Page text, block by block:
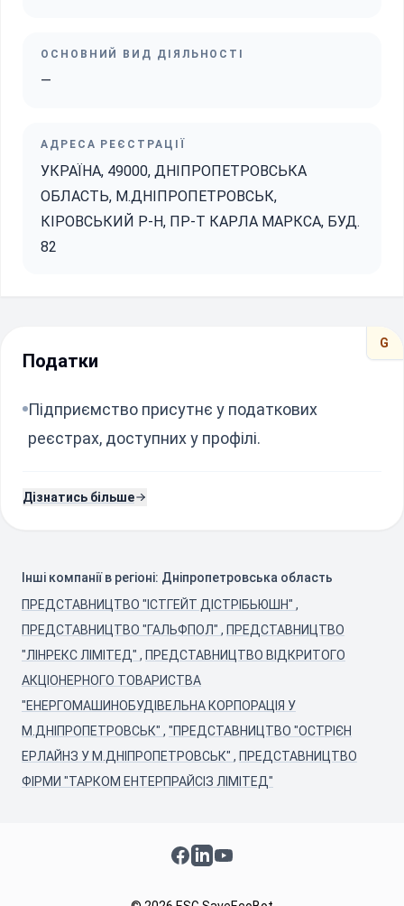
ОСНОВНИЙ ВИД ДІЯЛЬНОСТІ
—
АДРЕСА РЕЄСТРАЦІЇ
УКРАЇНА, 49000, ДНІПРОПЕТРОВСЬКА
ОБЛАСТЬ, М.ДНІПРОПЕТРОВСЬК,
КІРОВСЬКИЙ Р-Н, ПР-Т КАРЛА МАРКСА, БУД.
82
G
Податки
Підприємство присутнє у податкових
реєстрах, доступних у профілі.
Дізнатись більше
Інші компанії в регіоні: Дніпропетровська область
ПРЕДСТАВНИЦТВО "ІСТГЕЙТ ДІСТРІБЬЮШН" ,
ПРЕДСТАВНИЦТВО "ГАЛЬФПОЛ" , ПРЕДСТАВНИЦТВО
"ЛІНРЕКС ЛІМІТЕД" , ПРЕДСТАВНИЦТВО ВІДКРИТОГО
АКЦІОНЕРНОГО ТОВАРИСТВА
"ЕНЕРГОМАШИНОБУДІВЕЛЬНА КОРПОРАЦІЯ У
М.ДНІПРОПЕТРОВСЬК" , "ПРЕДСТАВНИЦТВО "ОСТРІЄН
ЕРЛАЙНЗ У М.ДНІПРОПЕТРОВСЬК" , ПРЕДСТАВНИЦТВО
ФІРМИ "ТАРКОМ ЕНТЕРПРАЙСІЗ ЛІМІТЕД"
Facebook
LinkedInYouTube